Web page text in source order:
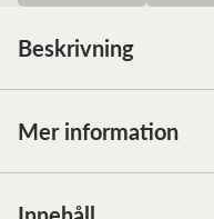
Beskrivning
enligt GMP (Good
Mer information
Nordic AB, enligt